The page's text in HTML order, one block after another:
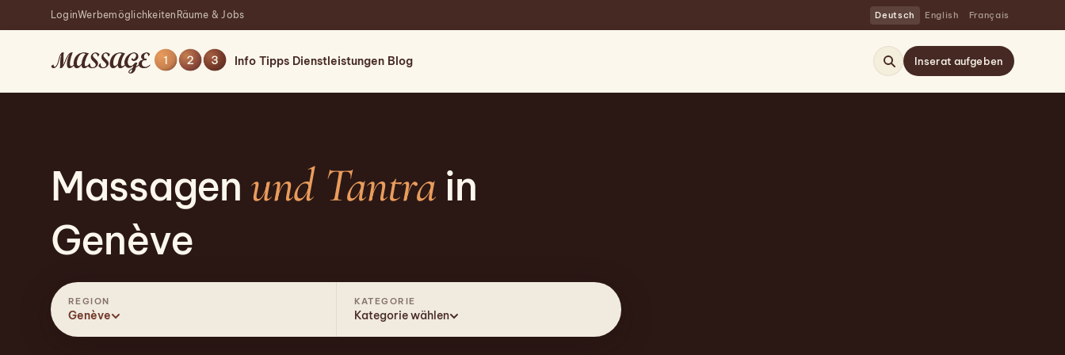
LoginWerbemöglichkeiten Räume & Jobs Deutsch English Français
Info Tipps Dienstleistungen Blog Inserat aufgeben
Massagen und Tantra in
Genève
REGION
Genève
KATEGORIE
Kategorie wählen